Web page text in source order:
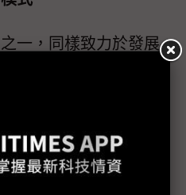
一，同樣致力於發展
「二氧化碳捕捉及轉
吸收法，以胺液吸收
二氧化碳，再與煉廠
品，預計2023年12月